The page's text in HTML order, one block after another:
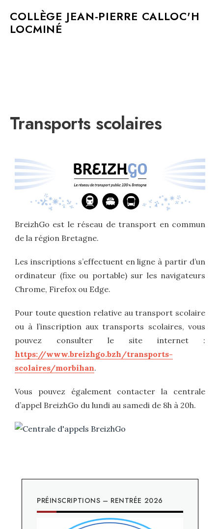
COLLÈGE JEAN-PIERRE CALLOC'H
LOCMINÉ
Transports scolaires
BreizhGo est le réseau de transport en commun
de la région Bretagne.
Les inscriptions s’effectuent en ligne à partir d’un
ordinateur (fixe ou portable) sur les navigateurs
Chrome, Firefox ou Edge.
Pour toute question relative au transport scolaire
ou à l’inscription aux transports scolaires, vous
pouvez consulter le site internet :
https://www.breizhgo.bzh/transports-
scolaires/morbihan.
Vous pouvez également contacter la centrale
d’appel BreizhGo du lundi au samedi de 8h à 20h.
PRÉINSCRIPTIONS – RENTRÉE 2026